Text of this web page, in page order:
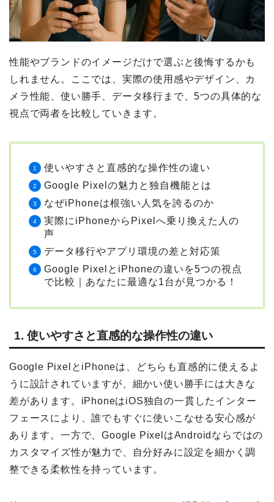
性能やブランドのイメージだけで選ぶと後悔するかも
しれません。ここでは、実際の使用感やデザイン、カ
メラ性能、使い勝手、データ移行まで、5つの具体的な
視点で両者を比較していきます。
使いやすさと直感的な操作性の違い
Google Pixelの魅力と独自機能とは
なぜiPhoneは根強い人気を誇るのか
実際にiPhoneからPixelへ乗り換えた人の
声
データ移行やアプリ環境の差と対応策
Google PixelとiPhoneの違いを5つの視点
で比較｜あなたに最適な1台が見つかる！
1. 使いやすさと直感的な操作性の違い
Google PixelとiPhoneは、どちらも直感的に使えるよ
うに設計されていますが、細かい使い勝手には大きな
差があります。iPhoneはiOS独自の一貫したインター
フェースにより、誰でもすぐに使いこなせる安心感が
あります。一方で、Google PixelはAndroidならではの
カスタマイズ性が魅力で、自分好みに設定を細かく調
整できる柔軟性を持っています。